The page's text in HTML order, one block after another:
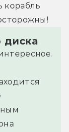
корабль
диска